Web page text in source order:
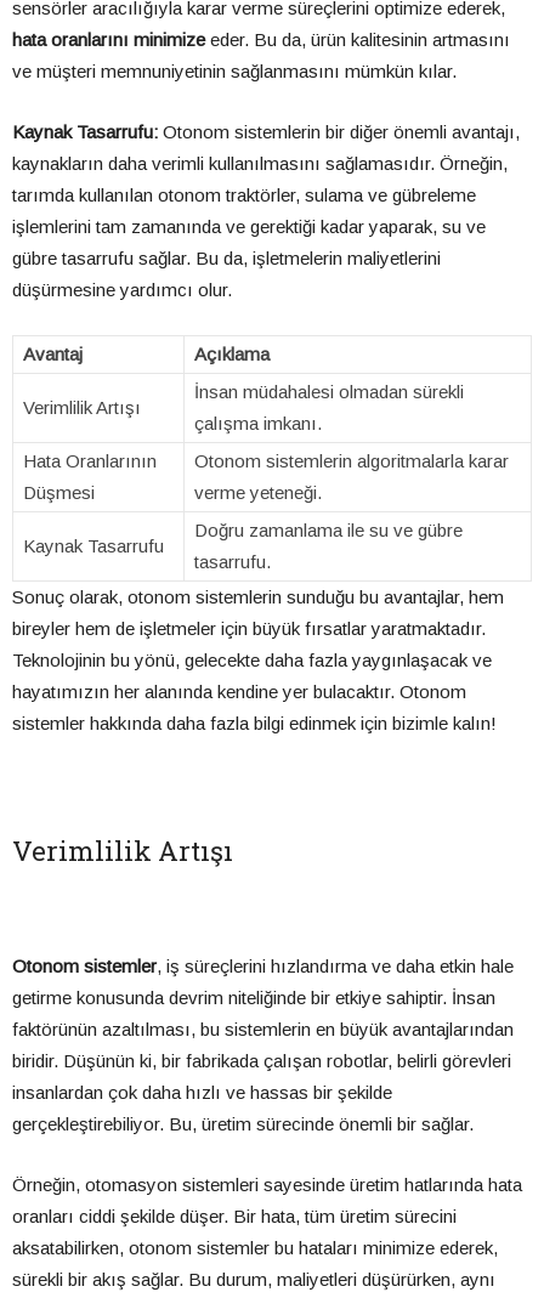
sensörler aracılığıyla karar verme süreçlerini optimize ederek,
hata oranlarını minimizeeder. Bu da, ürün kalitesinin artmasını
ve müşteri memnuniyetinin sağlanmasını mümkün kılar.
Kaynak Tasarrufu: Otonom sistemlerin bir diğer önemli avantajı,
kaynakların daha verimli kullanılmasını sağlamasıdır. Örneğin,
tarımda kullanılan otonom traktörler, sulama ve gübreleme
işlemlerini tam zamanında ve gerektiği kadar yaparak, su ve
gübre tasarrufu sağlar. Bu da, işletmelerin maliyetlerini
düşürmesine yardımcı olur.
Avantaj Açıklama
Verimlilik Artışı
İnsan müdahalesi olmadan sürekli
çalışma imkanı.
Hata Oranlarının
Düşmesi
Otonom sistemlerin algoritmalarla karar
verme yeteneği.
Kaynak Tasarrufu
Doğru zamanlama ile su ve gübre
tasarrufu.
Sonuç olarak, otonom sistemlerin sunduğu bu avantajlar, hem
bireyler hem de işletmeler için büyük fırsatlar yaratmaktadır.
Teknolojinin bu yönü, gelecekte daha fazla yaygınlaşacak ve
hayatımızın her alanında kendine yer bulacaktır. Otonom
sistemler hakkında daha fazla bilgi edinmek için bizimle kalın!
Verimlilik Artışı
Otonom sistemler, iş süreçlerini hızlandırma ve daha etkin hale
getirme konusunda devrim niteliğinde bir etkiye sahiptir. İnsan
faktörünün azaltılması, bu sistemlerin en büyük avantajlarından
biridir. Düşünün ki, bir fabrikada çalışan robotlar, belirli görevleri
insanlardan çok daha hızlı ve hassas bir şekilde
gerçekleştirebiliyor. Bu, üretim sürecinde önemli bir sağlar.
Örneğin, otomasyon sistemleri sayesinde üretim hatlarında hata
oranları ciddi şekilde düşer. Bir hata, tüm üretim sürecini
aksatabilirken, otonom sistemler bu hataları minimize ederek,
sürekli bir akış sağlar. Bu durum, maliyetleri düşürürken, aynı